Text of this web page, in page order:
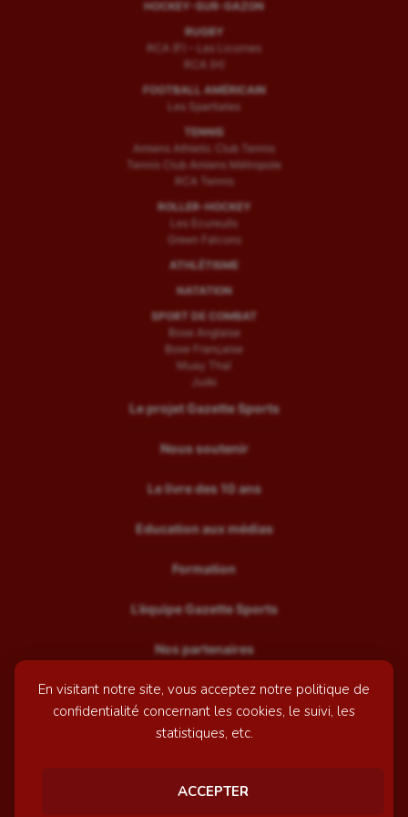
En visitant notre site, vous acceptez notre politique de
confidentialité concernant les cookies, le suivi, les
statistiques, etc.
ACCEPTER
HOCKEY-SUR-GAZON
RUGBY
RCA (F) – Les Licornes
RCA (H)
FOOTBALL AMÉRICAIN
Les Spartiates
TENNIS
Amiens Athletic Club Tennis
Tennis Club Amiens Métropole
RCA Tennis
ROLLER-HOCKEY
Les Ecureuils
Green Falcons
ATHLÉTISME
NATATION
SPORT DE COMBAT
Boxe Anglaise
Boxe Française
Muay Thaï
Judo
Le projet Gazette Sports
Nous soutenir
Le livre des 10 ans
Education aux médias
Formation
L’équipe Gazette Sports
Nos partenaires
Recrutement
Mentions légales